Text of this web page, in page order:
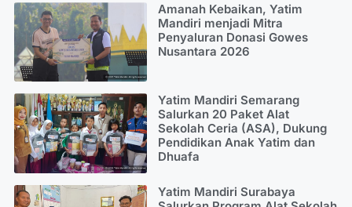
Amanah Kebaikan, Yatim
Mandiri menjadi Mitra
Penyaluran Donasi Gowes
Nusantara 2026
Yatim Mandiri Semarang
Salurkan 20 Paket Alat
Sekolah Ceria (ASA), Dukung
Pendidikan Anak Yatim dan
Dhuafa
Yatim Mandiri Surabaya